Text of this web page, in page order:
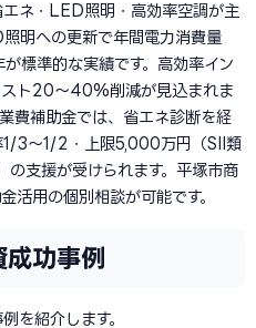
ネ・LED照明・高効率空調が主
明への更新で年間電力消費量
標準的な実績です。高効率イン
スト20〜40%削減が見込まれま
費補助金では、省エネ診断を経
1/3〜1/2・上限5,000万円（SII類
の支援が受けられます。平塚市商
活用の個別相談が可能です。
功事例
を紹介します。